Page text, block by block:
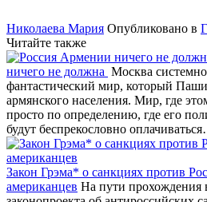
Николаева Мария Опубликовано в
Читайте также
ничего не должна Москва
фантастический мир, который
армянского населения. Мир, где
просто по определению, где его
будут беспрекословно
Закон Грэма* о санкциях против
американцев На пути